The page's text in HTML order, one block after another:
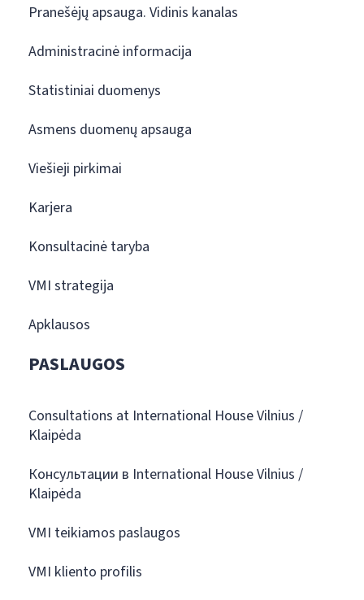
Pranešėjų apsauga. Vidinis kanalas
Administracinė informacija
Statistiniai duomenys
Asmens duomenų apsauga
Viešieji pirkimai
Karjera
Konsultacinė taryba
VMI strategija
Apklausos
PASLAUGOS
Consultations at International House Vilnius /
Klaipėda
Консультации в International House Vilnius /
Klaipėda
VMI teikiamos paslaugos
VMI kliento profilis